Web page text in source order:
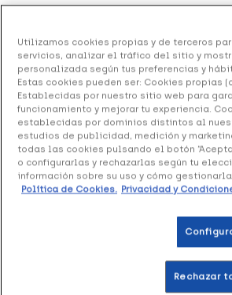
en el alivio de los síntomas
facial hidratada.
Formato de Isdin Nutradeica Gel
Seborreica: envase de 50 ml.
Añadir a la Wishlist
Entrega rápida y gratuitaen
en 24-48h
Utilizamos cookies propias y de terceros
servicios, analizar el tráfico del sitio y
personalizada según tus preferencias y
Estas cookies pueden ser: Cookies propias
Establecidas por nuestro sitio web para
funcionamiento y mejorar tu experiencia.
establecidas por dominios distintos al
estudios de publicidad, medición y
todas las cookies pulsando el botón
o configurarlas y rechazarlas según tu
información sobre su uso y cómo
Política de Cookies. Privacidad y
Rechazar